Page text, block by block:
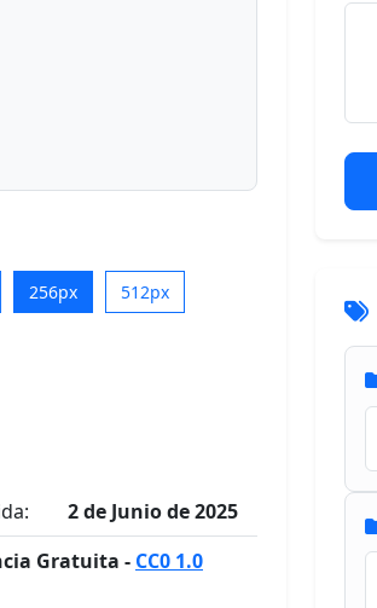
256px 512px
2 de Junio de 2025
Gratuita - CC0 1.0